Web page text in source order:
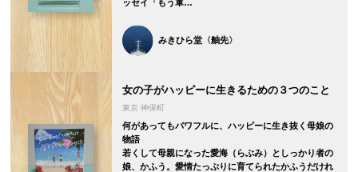
ッセイ「もう軍…
みきひら堂〈舳先〉
女の子がハッピーに生きるための３つのこと
東京 神保町
何があってもパワフルに、ハッピーに生き抜く母娘の
物語
若くして母親になった愛海（らぶみ）としっかり者の
娘、かふう。愛情たっぷりに育てられたかふうだけれ